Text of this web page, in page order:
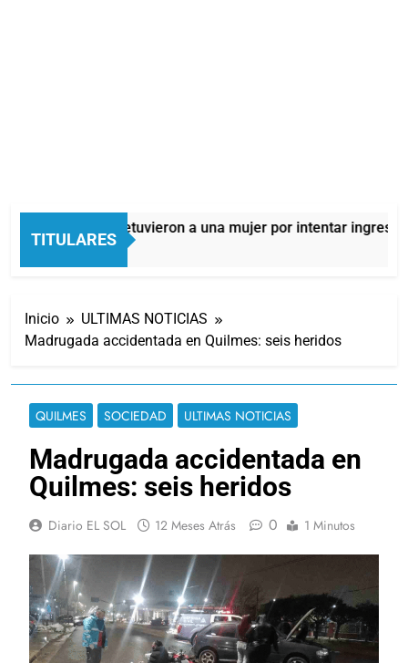
TITULARES
Quilmes: detuvieron a una mujer por intentar
8 Horas Atrás
Inicio
ULTIMAS NOTICIAS
Madrugada accidentada en Quilmes: seis heridos
QUILMES SOCIEDAD ULTIMAS NOTICIAS
Madrugada accidentada en
Quilmes: seis heridos
Diario EL SOL 12 Meses Atrás 0 1 Minutos